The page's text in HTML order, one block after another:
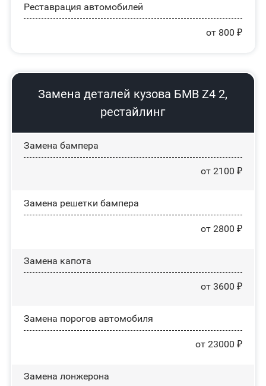
Реставрация автомобилей
от 800 ₽
Замена деталей кузова БМВ Z4 2,
рестайлинг
Замена бампера
от 2100 ₽
Замена решетки бампера
от 2800 ₽
Замена капота
от 3600 ₽
Замена порогов автомобиля
от 23000 ₽
Замена лонжерона